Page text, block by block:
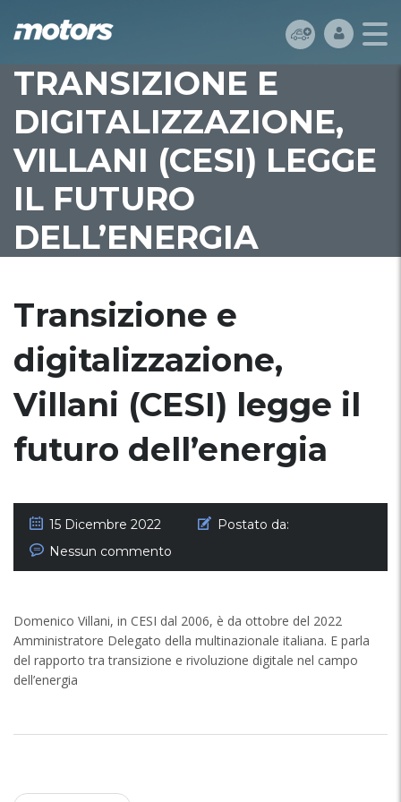
TRANSIZIONE E
DIGITALIZZAZIONE,
VILLANI (CESI) LEGGE
IL FUTURO
DELL’ENERGIA
Transizione e
digitalizzazione,
Villani (CESI) legge il
futuro dell’energia
15 Dicembre 2022
Postato da:
Nessun commento
Domenico Villani, in CESI dal 2006, è da ottobre del 2022
Amministratore Delegato della multinazionale italiana. E parla
del rapporto tra transizione e rivoluzione digitale nel campo
dell’energia